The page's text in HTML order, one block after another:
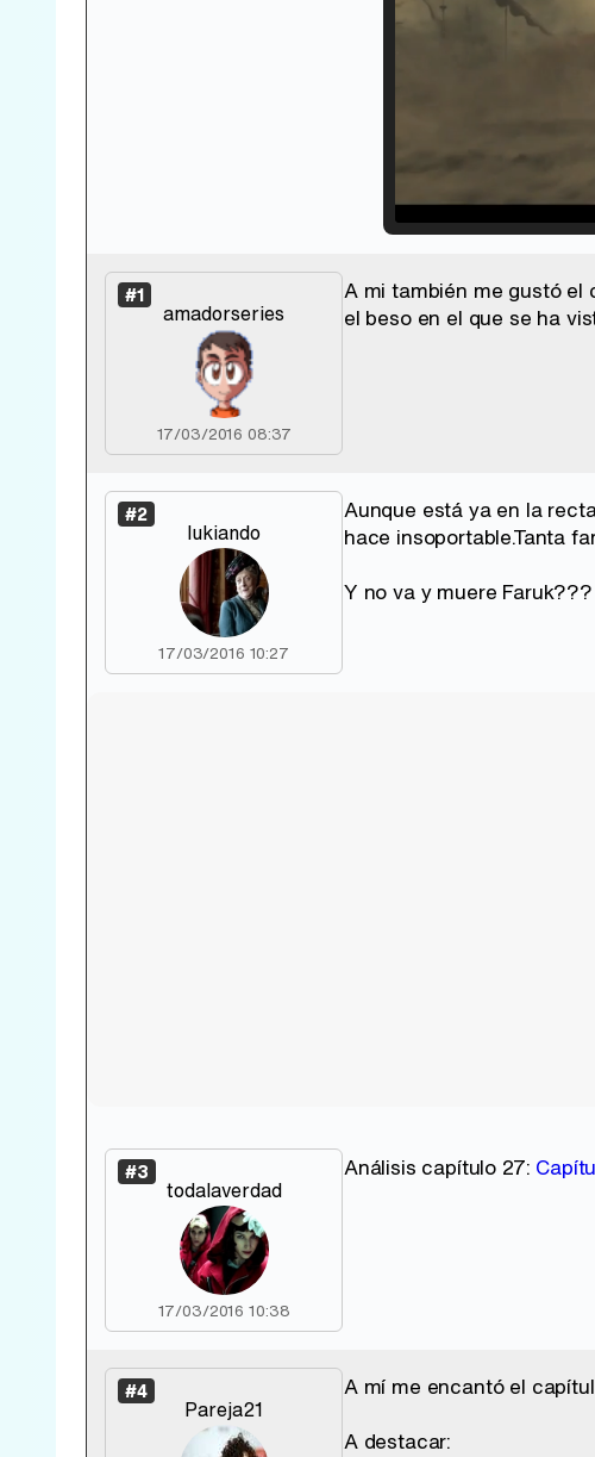
Unmute
#1
amadorseries
17/03/2016 08:37
A mi también me gustó el
el beso en el que se ha
#2
lukiando
17/03/2016 10:27
Aunque está ya en la
hace insoportable.Tanta
Y no va y muere
#3
todalaverdad
17/03/2016 10:38
Análisis capítulo 27:
#4
Pareja21
A mí me encantó el
A destacar: